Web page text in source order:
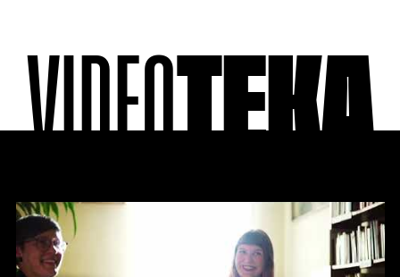
VIDEOTEKA